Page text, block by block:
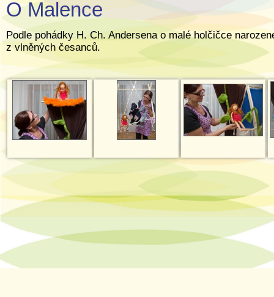
O Malence
Podle pohádky H. Ch. Andersena o malé holčičce
z vlněných česanců.